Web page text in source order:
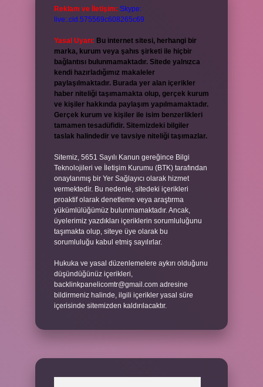
Reklam ve İletişim: Skype:
live:.cid.575569c608265c69
Yasal Uyarı: Bu internet sitesi, herhangi bir
marka, kurum veya şahıs şirketi ile hiçbir
bağlantısı bulunmamaktadır. Sitede yalnızca
kendi hazırladığımız makaleler
paylaşılmaktadır. Burada yer alan içerikler
haber niteliği taşımamakta olup, gerçek kurum
ve kişiler hakkında paylaşım yapılmamaktadır.
Gerçek kurum ve kişiler ile isim benzerlikleri
tamamen tesadüfidir. Sitemizdeki bilgiler
taslak halindedir ve tavsiye niteliği taşımazlar.
Sitemiz, 5651 Sayılı Kanun gereğince Bilgi
Teknolojileri ve İletişim Kurumu (BTK) tarafından
onaylanmış bir Yer Sağlayıcı olarak hizmet
vermektedir. Bu nedenle, sitedeki içerikleri
proaktif olarak denetleme veya araştırma
yükümlülüğümüz bulunmamaktadır. Ancak,
üyelerimiz yazdıkları içeriklerin sorumluluğunu
taşımakta olup, siteye üye olarak bu
sorumluluğu kabul etmiş sayılırlar.
Hukuka ve yasal düzenlemelere aykırı olduğunu
düşündüğünüz içerikleri,
backlinkpanelicomtr@gmail.com adresine
bildirmeniz halinde, ilgili içerikler yasal süre
içerisinde sitemizden kaldırılacaktır.